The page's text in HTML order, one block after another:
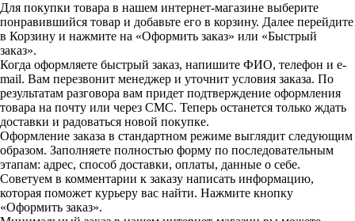
Для покупки товара в нашем интернет-магазине выберите
понравившийся товар и добавьте его в корзину. Далее перейдите
в Корзину и нажмите на «Оформить заказ» или «Быстрый
заказ».
Когда оформляете быстрый заказ, напишите ФИО, телефон и e-
mail. Вам перезвонит менеджер и уточнит условия заказа. По
результатам разговора вам придет подтверждение оформления
товара на почту или через СМС. Теперь останется только ждать
доставки и радоваться новой покупке.
Оформление заказа в стандартном режиме выглядит следующим
образом. Заполняете полностью форму по последовательным
этапам: адрес, способ доставки, оплаты, данные о себе.
Советуем в комментарии к заказу написать информацию,
которая поможет курьеру вас найти. Нажмите кнопку
«Оформить заказ».